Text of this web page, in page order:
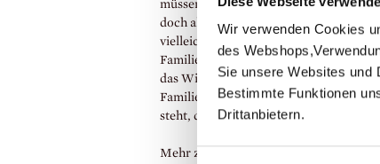
Wir verwenden Cookies
des
Sie unsere Websites und
Bestimmte Funktionen
Drittanbietern.
Einwilligungsauswahl
müssen sie sich von ihrem Vater
doch allmählich stellen sie fest, dass sie
vielleicht zum ersten Mal begegnen. Ein
Familienroman über das
das Willkommenheißen, über eine
Familie, die vor weitreichenden
steht, die viel zu lange aufgeschoben
Mehr zum Inhalt